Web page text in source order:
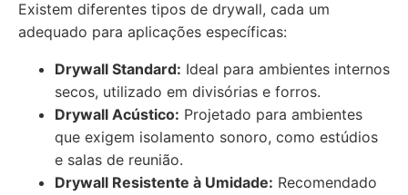
Existem diferentes tipos de drywall, cada um
adequado para aplicações específicas:
Drywall Standard: Ideal para ambientes internos
secos, utilizado em divisórias e forros.
Drywall Acústico: Projetado para ambientes
que exigem isolamento sonoro, como estúdios
e salas de reunião.
Drywall Resistente à Umidade: Recomendado